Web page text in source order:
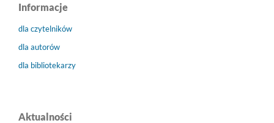
Informacje
dla czytelników
dla autorów
dla bibliotekarzy
Aktualności